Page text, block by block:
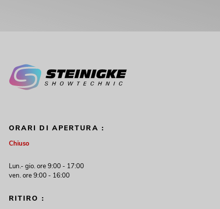
ORARI DI APERTURA :
Chiuso
Lun.- gio. ore 9:00 - 17:00
ven. ore 9:00 - 16:00
RITIRO :